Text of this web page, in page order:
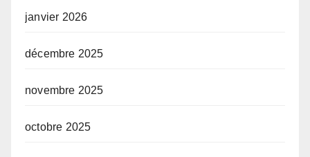
janvier 2026
décembre 2025
novembre 2025
octobre 2025